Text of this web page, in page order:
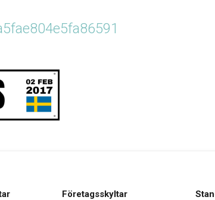
Företagsskyltar